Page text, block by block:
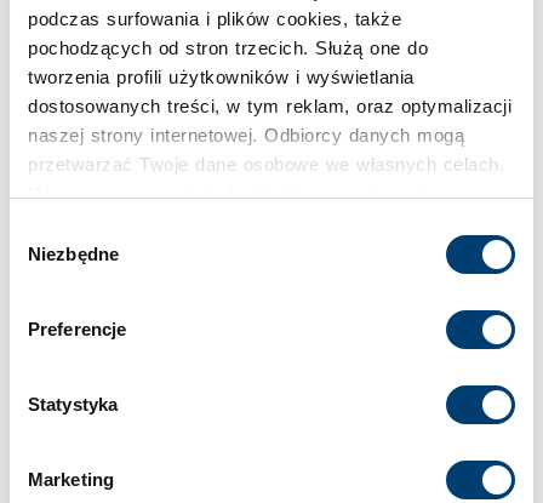
podczas surfowania i plików cookies, także
pochodzących od stron trzecich. Służą one do
tworzenia profili użytkowników i wyświetlania
dostosowanych treści, w tym reklam, oraz optymalizacji
naszej strony internetowej. Odbiorcy danych mogą
przetwarzać Twoje dane osobowe we własnych celach.
Używamy pewnych technologii w oparciu o równowagę
odrzucić i wycofać swoją zgodę w dowolnej chwili ze
wPolityce prywatności
Polityce wykorzystywania
zgody
Niezbędne
Preferencje
Statystyka
Marketing
Inspiracje